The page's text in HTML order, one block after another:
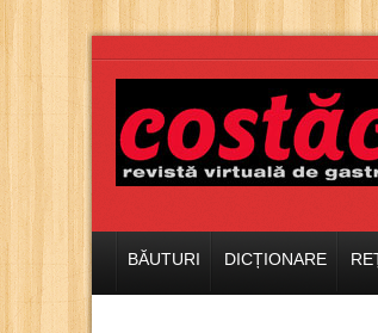
BĂUTURI DICȚIONARE